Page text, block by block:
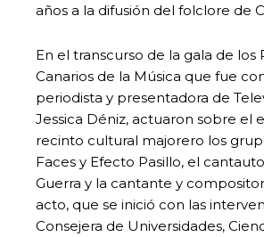
años a la difusión del folclore de
En el transcurso de la gala de los
Canarios de la Música que fue
periodista y presentadora de
Jessica Déniz, actuaron sobre el
recinto cultural majorero los
Faces y Efecto Pasillo, el
Guerra y la cantante y
acto, que se inició con las
Consejera de Universidades,